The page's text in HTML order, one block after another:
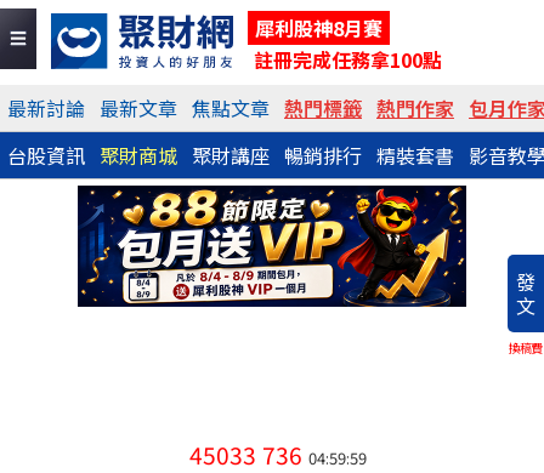
犀利股神8月賽
註冊完成任務拿100點
最新討論 最新文章 焦點文章 熱門標籤 熱門作家 包月作
台股資訊 聚財商城 聚財講座 暢銷排行 精裝套書 影音教
發
文
換稿費
45033 736 04:59:59